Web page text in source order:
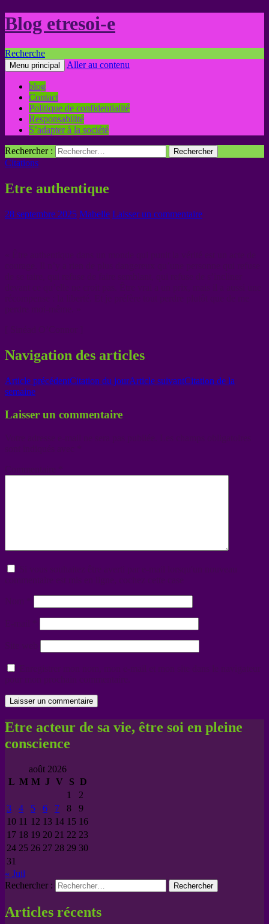
Blog etresoi-e
Recherche
Menu principal Aller au contenu
blog
Contact
Politique de confidentialité
Responsabilité
S’adapter à la société
Rechercher :
Citations
Etre authentique
28 septembre 2025 Mabelle Laisser un commentaire
Navigation des articles
Article précédentCitation du jourArticle suivantCitation de la
semaine
Laisser un commentaire
Etre acteur de sa vie, être soi en pleine
conscience
août 2026
L M M J V S D
1
2
3
4 5 6 7 8
9
10 11 12 13 14 15 16
17 18 19 20 21 22 23
24 25 26 27 28 29 30
31
« Juil
Rechercher :
Articles récents